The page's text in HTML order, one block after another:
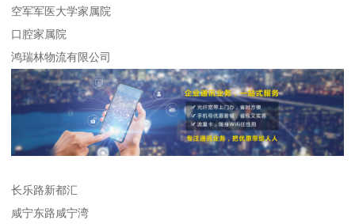
空军军医大学家属院
口腔家属院
鸿瑞林物流有限公司
长乐路新都汇
咸宁东路咸宁湾